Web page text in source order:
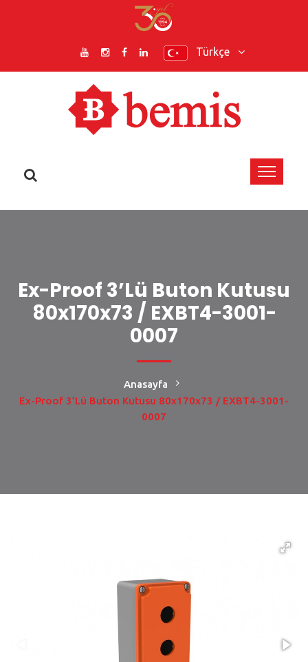
Türkçe
Ex-Proof 3’lü Buton Kutusu
80x170x73 / EXBT4-3001-
0007
Anasayfa
Ex-Proof 3’lü Buton Kutusu 80x170x73 / EXBT4-3001-
0007